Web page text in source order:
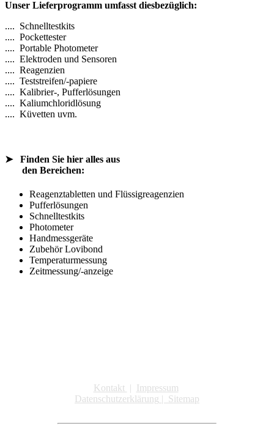
Unser Lieferprogramm umfasst diesbezüglich:
.... Schnelltestkits
.... Pockettester
.... Portable Photometer
.... Elektroden und Sensoren
.... Reagenzien
.... Teststreifen/-papiere
.... Kalibrier-, Pufferlösungen
.... Kaliumchloridlösung
.... Küvetten uvm.
➤ Finden Sie hier alles aus
den Bereichen:
Reagenztabletten und Flüssigreagenzien
Pufferlösungen
Schnelltestkits
Photometer
Handmessgeräte
Zubehör Lovibond
Temperaturmessung
Zeitmessung/-anzeige
Kontakt |
Impressum
Datenschutzerklärung | Sitemap